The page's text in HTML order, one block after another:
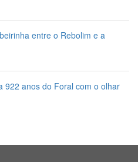
entre o Rebolim e a
922 anos do Foral com o olhar